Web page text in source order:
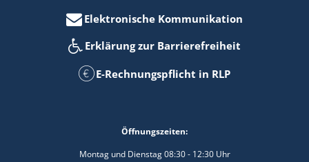
Elektronische Kommunikation
Erklärung zur Barrierefreiheit
E-Rechnungspflicht in RLP
Öffnungszeiten:
Montag und Dienstag 08:30 - 12:30 Uhr